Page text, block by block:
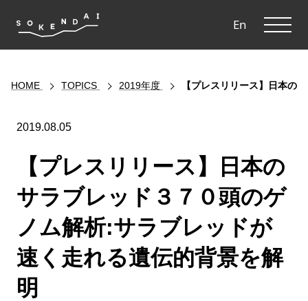
En
HOME TOPICS 2019年度 【プレスリリース】日本の
2019.08.05
【プレスリリース】日本の
サラブレッド３７０頭のゲ
ノム解析:サラブレッドが
速く走れる遺伝的背景を解
明